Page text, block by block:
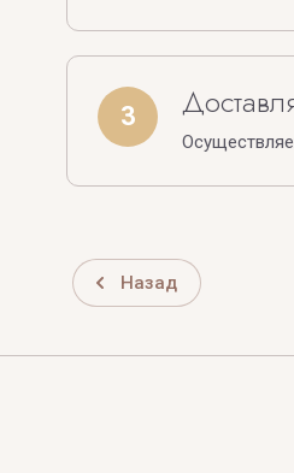
3
Назад